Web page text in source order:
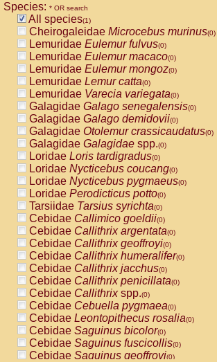
Species: * OR search
All species(1)
Cheirogaleidae Microcebus murinus(0)
Lemuridae Eulemur fulvus(0)
Lemuridae Eulemur macaco(0)
Lemuridae Eulemur mongoz(0)
Lemuridae Lemur catta(0)
Lemuridae Varecia variegata(0)
Galagidae Galago senegalensis(0)
Galagidae Galago demidovii(0)
Galagidae Otolemur crassicaudatus(0)
Galagidae Galagidae spp.(0)
Loridae Loris tardigradus(0)
Loridae Nycticebus coucang(0)
Loridae Nycticebus pygmaeus(0)
Loridae Perodicticus potto(0)
Tarsiidae Tarsius syrichta(0)
Cebidae Callimico goeldii(0)
Cebidae Callithrix argentata(0)
Cebidae Callithrix geoffroyi(0)
Cebidae Callithrix humeralifer(0)
Cebidae Callithrix jacchus(0)
Cebidae Callithrix penicillata(0)
Cebidae Callithrixspp.(0)
Cebidae Cebuella pygmaea(0)
Cebidae Leontopithecus rosalia(0)
Cebidae Saguinus bicolor(0)
Cebidae Saguinus fuscicollis(0)
Cebidae Saguinus geoffroyi(0)